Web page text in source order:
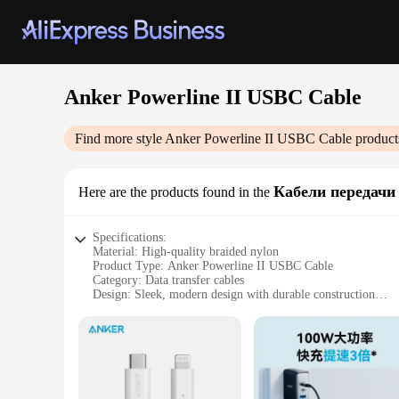
Anker Powerline II USBC Cable
Find more style Anker Powerline II USBC Cable
Here are the products found in the Кабели
Specifications:
Material: High-quality braided nylon
Product Type: Anker Powerline II USBC Cable
Category: Data transfer cables
Design: Sleek, modern design with durable construction
Compatibility: Universal USB-C connectivity
Features:
|Wholesale|Vendors|
**Unmatched Durability and Style**